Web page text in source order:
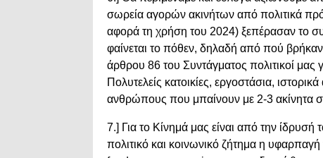
σωρεία αγορών ακινήτων από πολιτικά
αφορά τη χρήση του 2024) ξεπέρασαν το
φαίνεται το πόθεν, δηλαδή από πού
άρθρου 86 του Συντάγματος πολιτικοί μας
Πολυτελείς κατοικίες, εργοστάσια,
ανθρώπους που μπαίνουν με 2-3 ακίνητα
7.] Για το Κίνημά μας είναι από την ίδρυσή
πολιτικό και κοινωνικό ζήτημα η